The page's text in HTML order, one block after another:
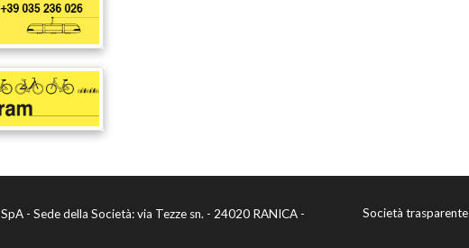
- Sede della Società: via Tezze sn. - 24020 RANICA -
Società trasparente